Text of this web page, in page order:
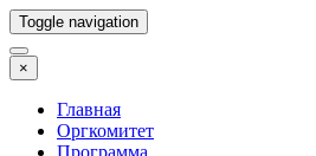
Toggle navigation
×
Главная
Оргкомитет
Программа